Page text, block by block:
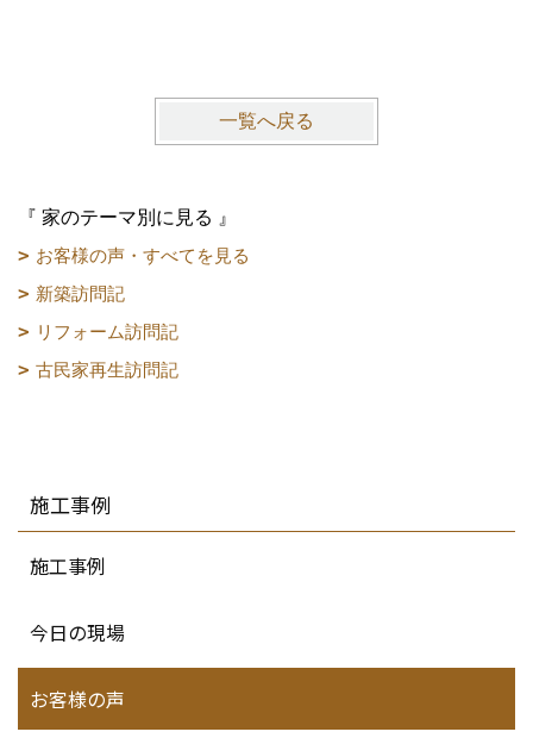
一覧へ戻る
『 家のテーマ別に見る 』
お客様の声・すべてを見る
新築訪問記
リフォーム訪問記
古民家再生訪問記
施工事例
施工事例
今日の現場
お客様の声